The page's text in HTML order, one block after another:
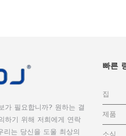
가 필요합니까? 원하는 결
하기 위해 저희에게 연락
리는 당신을 도울 최상의
빠른
집
제품